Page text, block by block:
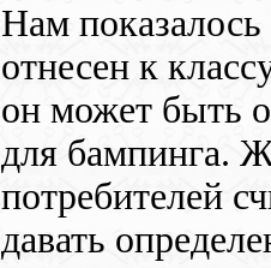
Нам
отнесен к
он может быть
для бампинга.
потребителей
давать